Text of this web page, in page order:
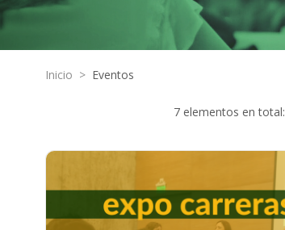
Inicio > Eventos
7 elementos en total: